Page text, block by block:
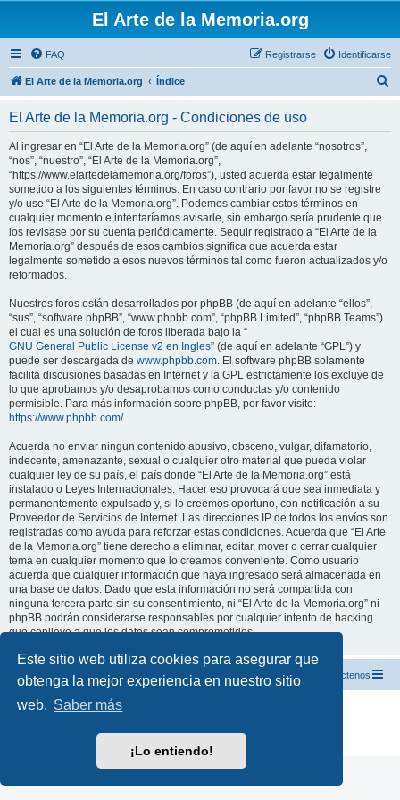
Este sitio web utiliza cookies para asegurar que
obtenga la mejor experiencia en nuestro sitio
web. Saber más
¡Lo entiendo!
El Arte de la Memoria.org
FAQ Identificarse
Registrarse
El Arte de la Memoria.org Índice
El Arte de la Memoria.org - Condiciones de uso
Al ingresar en “El Arte de la Memoria.org” (de aquí en adelante “nosotros”,
“nos”, “nuestro”, “El Arte de la Memoria.org”,
“https://www.elartedelamemoria.org/foros”), usted acuerda estar legalmente
sometido a los siguientes términos. En caso contrario por favor no se registre
y/o use “El Arte de la Memoria.org”. Podemos cambiar estos términos en
cualquier momento e intentaríamos avisarle, sin embargo sería prudente que
los revisase por su cuenta periódicamente. Seguir registrado a “El Arte de la
Memoria.org” después de esos cambios significa que acuerda estar
legalmente sometido a esos nuevos términos tal como fueron actualizados y/o
reformados.
Nuestros foros están desarrollados por phpBB (de aquí en adelante “ellos”,
“sus”, “software phpBB”, “www.phpbb.com”, “phpBB Limited”, “phpBB Teams”)
el cual es una solución de foros liberada bajo la “
GNU General Public License v2 en Ingles” (de aquí en adelante “GPL”) y
puede ser descargada de www.phpbb.com. El software phpBB solamente
facilita discusiones basadas en Internet y la GPL estrictamente los excluye de
lo que aprobamos y/o desaprobamos como conductas y/o contenido
permisible. Para más información sobre phpBB, por favor visite:
https://www.phpbb.com/.
Acuerda no enviar ningun contenido abusivo, obsceno, vulgar, difamatorio,
indecente, amenazante, sexual o cualquier otro material que pueda violar
cualquier ley de su país, el país donde “El Arte de la Memoria.org” está
instalado o Leyes Internacionales. Hacer eso provocará que sea inmediata y
permanentemente expulsado y, si lo creemos oportuno, con notificación a su
Proveedor de Servicios de Internet. Las direcciones IP de todos los envíos son
registradas como ayuda para reforzar estas condiciones. Acuerda que “El Arte
de la Memoria.org” tiene derecho a eliminar, editar, mover o cerrar cualquier
tema en cualquier momento que lo creamos conveniente. Como usuario
acuerda que cualquier información que haya ingresado será almacenada en
una base de datos. Dado que esta información no será compartida con
ninguna tercera parte sin su consentimiento, ni “El Arte de la Memoria.org” ni
phpBB podrán considerarse responsables por cualquier intento de hacking
que conlleve a que los datos sean comprometidos.
El Arte de la Memoria.org Índice Contáctenos
Desarrollado por
Condiciones